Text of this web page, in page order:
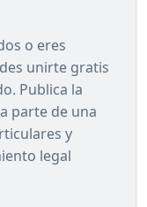
o eres
unirte gratis
Publica la
parte de una
y
legal